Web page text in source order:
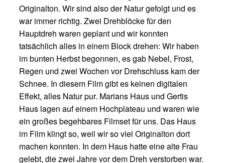
Originalton. Wir sind also der Natur gefolgt und es
war immer richtig. Zwei Drehblöcke für den
Hauptdreh waren geplant und wir konnten
tatsächlich alles in einem Block drehen: Wir haben
im bunten Herbst begonnen, es gab Nebel, Frost,
Regen und zwei Wochen vor Drehschluss kam der
Schnee. In diesem Film gibt es keinen digitalen
Effekt, alles Natur pur. Marians Haus und Gertis
Haus lagen auf einem Hochplateau und waren wie
ein großes begehbares Filmset für uns. Das Haus
im Film klingt so, weil wir so viel Originalton dort
machen konnten. In dem Haus hatte eine alte Frau
gelebt, die zwei Jahre vor dem Dreh verstorben war.